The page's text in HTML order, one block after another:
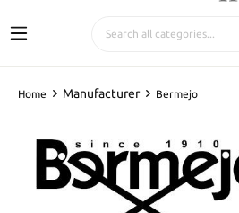
Home Manufacturer Bermejo